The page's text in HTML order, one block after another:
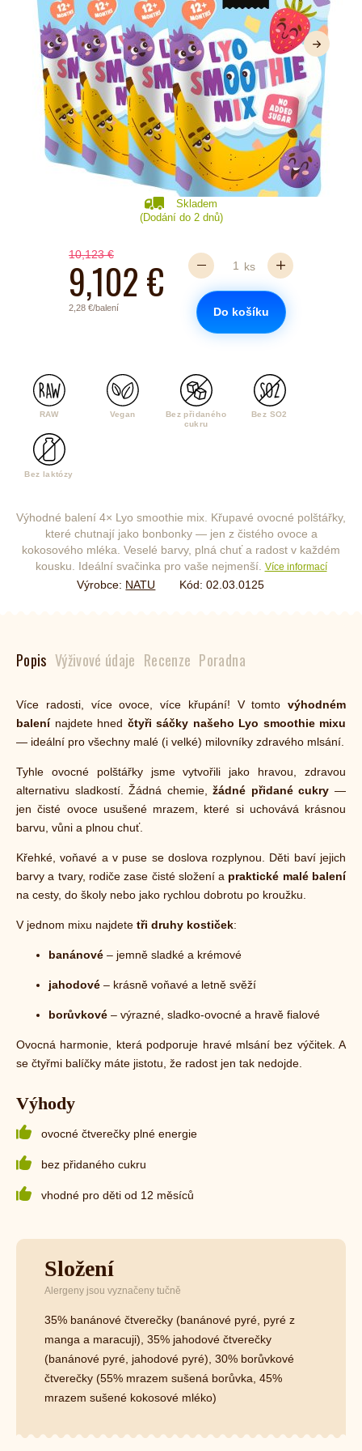
Další
Skladem
(Dodání do 2 dnů)
10,123 €
9,102 €
2,28 €/balení
ks
Do košíku
RAW Vegan
Bez přidaného
cukru
Bez SO2
Bez laktózy
Výhodné balení 4× Lyo smoothie mix. Křupavé ovocné polštářky,
které chutnají jako bonbonky — jen z čistého ovoce a
kokosového mléka. Veselé barvy, plná chuť a radost v každém
kousku. Ideální svačinka pro vaše nejmenší. Více informací
Výrobce: NATU Kód: 02.03.0125
Popis Výživové údaje Recenze Poradna
Více radosti, více ovoce, více křupání! V tomto výhodném
balení najdete hned čtyři sáčky našeho Lyo smoothie mixu
— ideální pro všechny malé (i velké) milovníky zdravého mlsání.
Tyhle ovocné polštářky jsme vytvořili jako hravou, zdravou
alternativu sladkostí. Žádná chemie,žádné přidané cukry —
jen čisté ovoce usušené mrazem, které si uchovává krásnou
barvu, vůni a plnou chuť.
Křehké, voňavé a v puse se doslova rozplynou. Děti baví jejich
barvy a tvary, rodiče zase čisté složení a praktické malé balení
na cesty, do školy nebo jako rychlou dobrotu po kroužku.
V jednom mixu najdete tři druhy kostiček:
banánové – jemně sladké a krémové
jahodové – krásně voňavé a letně svěží
borůvkové – výrazné, sladko-ovocné a hravě fialové
Ovocná harmonie, která podporuje hravé mlsání bez výčitek. A
se čtyřmi balíčky máte jistotu, že radost jen tak nedojde.
Výhody
ovocné čtverečky plné energie
bez přidaného cukru
vhodné pro děti od 12 měsíců
Složení
Alergeny jsou vyznačeny tučně
35% banánové čtverečky (banánové pyré, pyré z
manga a maracuji), 35% jahodové čtverečky
(banánové pyré, jahodové pyré), 30% borůvkové
čtverečky (55% mrazem sušená borůvka, 45%
mrazem sušené kokosové mléko)